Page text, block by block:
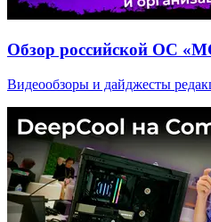
Обзор российской ОС
Видеообзоры и дайджесты